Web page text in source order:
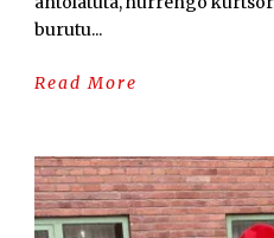
burutu...
Read More